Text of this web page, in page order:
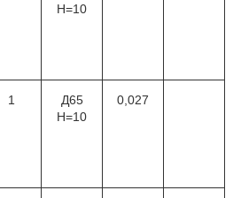
Н=10
1
Д65
Н=10
0,027